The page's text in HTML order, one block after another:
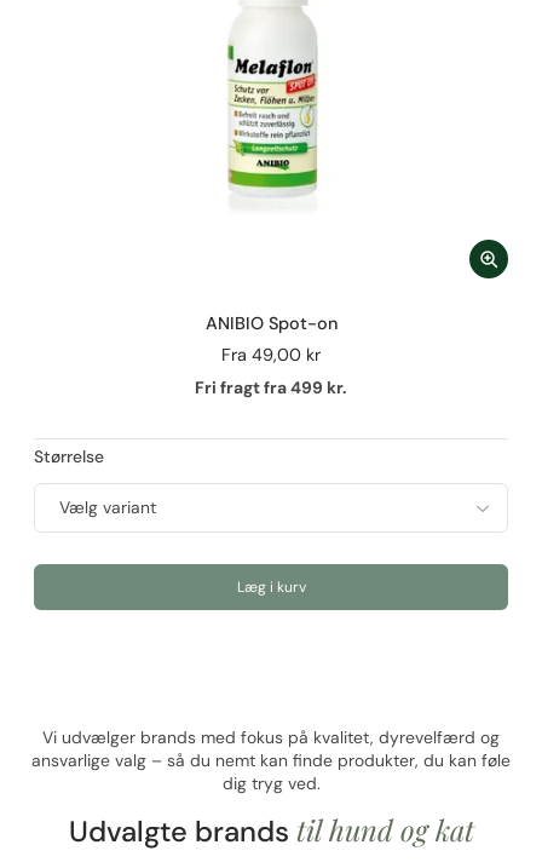
ANIBIO Spot-on
Fra 49,00 kr
Fri fragt fra 499 kr.
Størrelse
Læg i kurv
Vi udvælger brands med fokus på kvalitet, dyrevelfærd og
ansvarlige valg – så du nemt kan finde produkter, du kan føle
dig tryg ved.
Udvalgte brands til hund og kat